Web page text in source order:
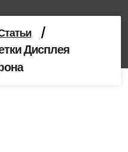
/
Дисплея